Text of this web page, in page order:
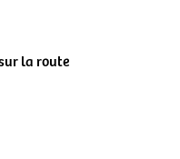
la route